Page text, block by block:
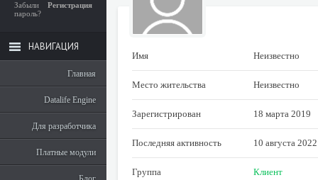
Имя Неизвестно
Место жительства Неизвестно
Зарегистрирован 18 марта 2019
Последняя активность 10 августа 2022
Группа Клиент
Регистрация
Забыли
пароль?
НАВИГАЦИЯ
Главная
Datalife Engine
Для разработчика
Платные модули